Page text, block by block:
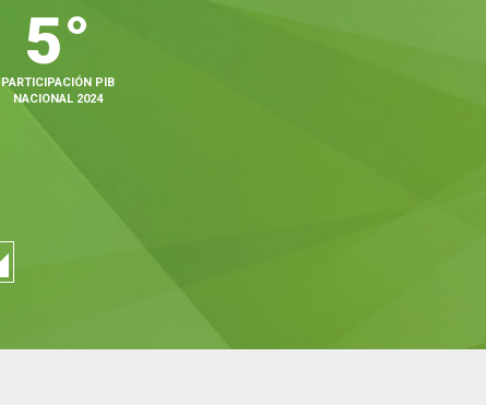
5°
PARTICIPACIÓN PIB
NACIONAL 2024